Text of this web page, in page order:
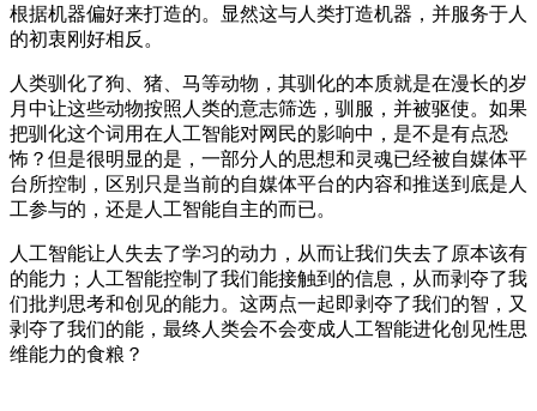
根据机器偏好来打造的。显然这与人类打造机器，并服务于人
的初衷刚好相反。
人类驯化了狗、猪、马等动物，其驯化的本质就是在漫长的岁
月中让这些动物按照人类的意志筛选，驯服，并被驱使。如果
把驯化这个词用在人工智能对网民的影响中，是不是有点恐
怖？但是很明显的是，一部分人的思想和灵魂已经被自媒体平
台所控制，区别只是当前的自媒体平台的内容和推送到底是人
工参与的，还是人工智能自主的而已。
人工智能让人失去了学习的动力，从而让我们失去了原本该有
的能力；人工智能控制了我们能接触到的信息，从而剥夺了我
们批判思考和创见的能力。这两点一起即剥夺了我们的智，又
剥夺了我们的能，最终人类会不会变成人工智能进化创见性思
维能力的食粮？